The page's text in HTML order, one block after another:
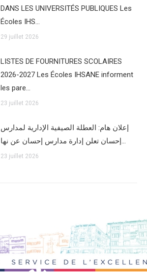
DANS LES UNIVERSITÉS PUBLIQUES Les
Écoles IHS…
29 juillet 2026
LISTES DE FOURNITURES SCOLAIRES
2026-2027 Les Écoles IHSANE informent
les pare…
23 juillet 2026
إعلان هام: العطلة الصيفية الإدارية لمدارس
23 juillet 2026